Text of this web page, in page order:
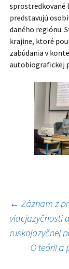
sprostredkované
predstavujú
daného regiónu.
krajine, ktoré
zabúdania v
autobiografickej
← Záznam z
viacjazyčnosti
ruskojazyčnej
O teórii a